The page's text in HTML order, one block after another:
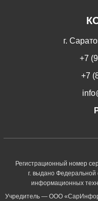
г.
+7
+7
Регистрационный номер
г. выдано Федеральной
информационных
Учредитель — ООО